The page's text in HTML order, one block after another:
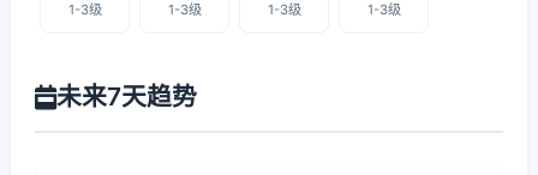
1-3级 1-3级 1-3级 1-3级
未来7天趋势